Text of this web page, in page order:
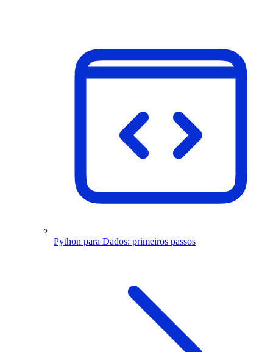
Python para Dados: primeiros passos